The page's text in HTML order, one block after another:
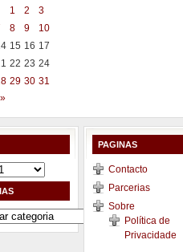
1
2
3
8 9
10
15 16 17
22 23 24
29 30 31
PAGINAS
Contacto
Parcerias
Sobre
Política de
Privacidade